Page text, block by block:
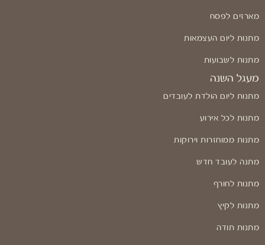
מארזים לפסח
מתנות ליום העצמאות
מתנות לשבועות
מעגל השנה
מתנות ליום הולדת לעובדים
מתנות לכל אירוע
מתנות ממוחזרות וירוקות
מתנה לעובד חדש
מתנות לחורף
מתנות לקיץ
מתנות תודה